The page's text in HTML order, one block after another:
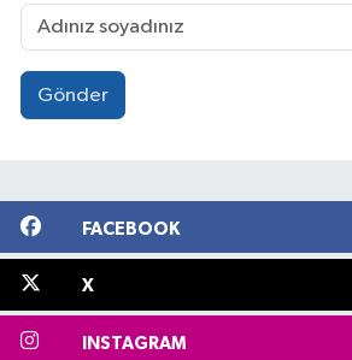
Gönder
FACEBOOK
X
INSTAGRAM